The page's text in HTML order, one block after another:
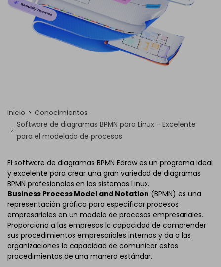
Inicio
Conocimientos
Software de diagramas BPMN para Linux - Excelente
para el modelado de procesos
El software de diagramas BPMN Edraw es un programa ideal
y excelente para crear una gran variedad de diagramas
BPMN profesionales en los sistemas Linux.
Business Process Model and Notation (BPMN) es una
representación gráfica para especificar procesos
empresariales en un modelo de procesos empresariales.
Proporciona a las empresas la capacidad de comprender
sus procedimientos empresariales internos y da a las
organizaciones la capacidad de comunicar estos
procedimientos de una manera estándar.